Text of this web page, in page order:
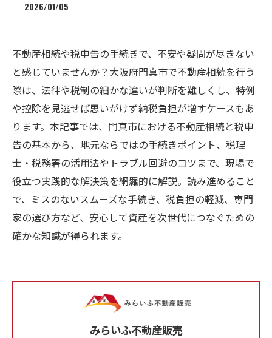
2026/01/05
不動産相続や税申告の手続きで、不安や疑問が尽きない
と感じていませんか？大阪府門真市で不動産相続を行う
際は、法律や税制の細かな違いが判断を難しくし、特例
や控除を見逃せば思いがけず納税負担が増すケースもあ
ります。本記事では、門真市における不動産相続と税申
告の基本から、地元ならではの手続きポイント、税理
士・税務署の活用法やトラブル回避のコツまで、現場で
役立つ実践的な解決策を網羅的に解説。読み進めること
で、ミスのないスムーズな手続き、税負担の軽減、専門
家の選び方など、安心して資産を次世代につなぐための
確かな知識が得られます。
みらいふ不動産販売